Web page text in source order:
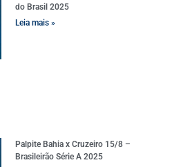
do Brasil 2025
Leia mais »
Palpite Bahia x Cruzeiro 15/8 –
Brasileirão Série A 2025